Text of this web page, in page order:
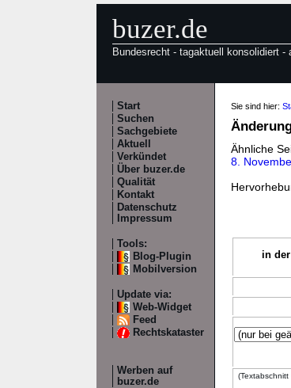
buzer.de
Bundesrecht - tagaktuell konsolidiert -
Start
Suchen
Sachgebiete
Aktuell
Verkündet
Über buzer.de
Qualität
Kontakt
Datenschutz
Impressum
Tools:
Blog-Plugin
Mobilversion
Update via:
Web-Widget
Feed
Rechtskataster
Werben auf
buzer.de
Sie sind hier:
Ähnliche
8.
in der